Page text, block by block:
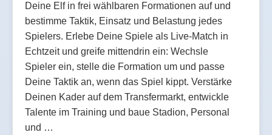
Deine Elf in frei wählbaren Formationen auf und
bestimme Taktik, Einsatz und Belastung jedes
Spielers. Erlebe Deine Spiele als Live-Match in
Echtzeit und greife mittendrin ein: Wechsle
Spieler ein, stelle die Formation um und passe
Deine Taktik an, wenn das Spiel kippt. Verstärke
Deinen Kader auf dem Transfermarkt, entwickle
Talente im Training und baue Stadion, Personal
und …